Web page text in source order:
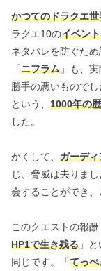
かつてのドラクエ
ラクエ10のイベン
ネタバレを防ぐた
「ニフラム 」も、
勝手の悪いもので
という、 1000年の
した。
かくして、 ガーデ
じ、脅威は去りまし
会することができ
このクエストの報酬
HP1で生き残る 」
同じです。「てっぺ